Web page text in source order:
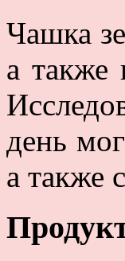
Чашка
а также
день
а также